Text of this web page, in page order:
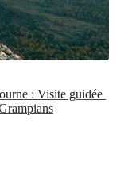
: Visite guidée